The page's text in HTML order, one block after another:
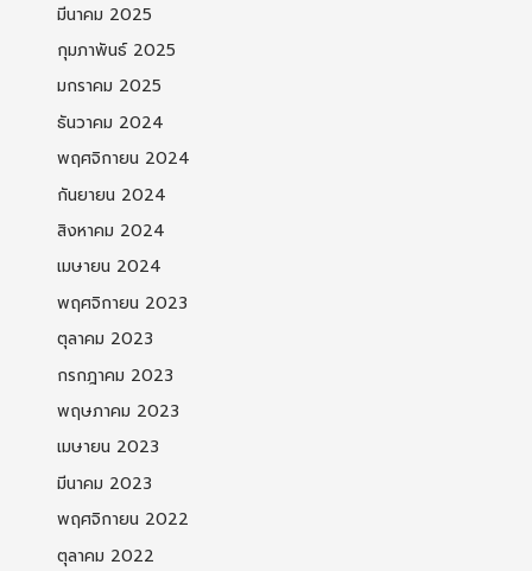
มีนาคม 2025
กุมภาพันธ์ 2025
มกราคม 2025
ธันวาคม 2024
พฤศจิกายน 2024
กันยายน 2024
สิงหาคม 2024
เมษายน 2024
พฤศจิกายน 2023
ตุลาคม 2023
กรกฎาคม 2023
พฤษภาคม 2023
เมษายน 2023
มีนาคม 2023
พฤศจิกายน 2022
ตุลาคม 2022